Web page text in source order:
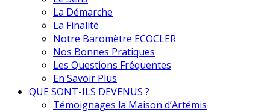
La Démarche
La Finalité
Notre Baromètre ECOCLER
Nos Bonnes Pratiques
Les Questions Fréquentes
En Savoir Plus
QUE SONT-ILS DEVENUS ?
Témoignages la Maison d’Artémis